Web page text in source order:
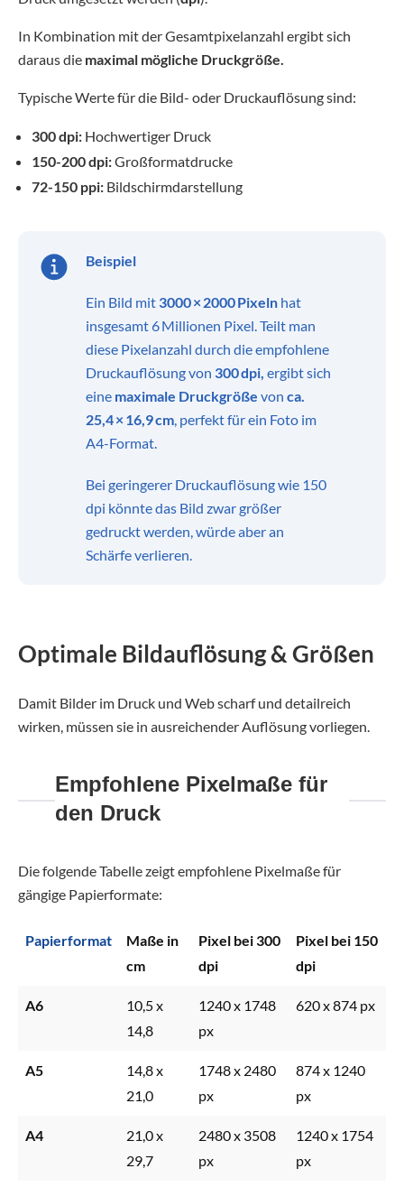
In Kombination mit der Gesamtpixelanzahl ergibt sich
daraus die maximal mögliche Druckgröße.
Typische Werte für die Bild- oder Druckauflösung sind:
300 dpi: Hochwertiger Druck
150-200 dpi:Großformatdrucke
72-150 ppi: Bildschirmdarstellung
Beispiel
Ein Bild mit 3000 × 2000 Pixeln hat
insgesamt 6 Millionen Pixel. Teilt man
diese Pixelanzahl durch die empfohlene
Druckauflösung von 300 dpi, ergibt sich
eine maximale Druckgröße von ca.
25,4 × 16,9 cm, perfekt für ein Foto im
A4-Format.
Bei geringerer Druckauflösung wie 150
dpi könnte das Bild zwar größer
gedruckt werden, würde aber an
Schärfe verlieren.
Optimale Bildauflösung & Größen
Damit Bilder im Druck und Web scharf und detailreich
wirken, müssen sie in ausreichender Auflösung vorliegen.
Empfohlene Pixelmaße für
den Druck
Die folgende Tabelle zeigt empfohlene Pixelmaße für
gängige Papierformate:
Papierformat
Maße in
cm
Pixel bei 300
dpi
Pixel bei 150
dpi
A6
10,5 x
14,8
1240 x 1748
px
620 x 874 px
A5
14,8 x
21,0
1748 x 2480
px
874 x 1240
px
A4
21,0 x
29,7
2480 x 3508
px
1240 x 1754
px